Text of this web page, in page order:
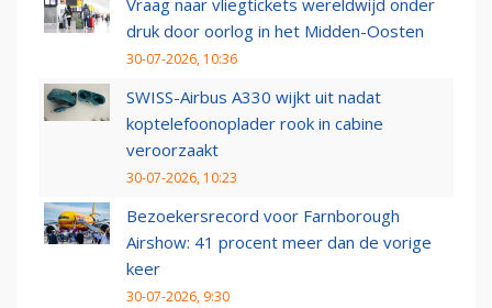
Vraag naar vliegtickets wereldwijd onder
druk door oorlog in het Midden-Oosten
30-07-2026, 10:36
SWISS-Airbus A330 wijkt uit nadat
koptelefoonoplader rook in cabine
veroorzaakt
30-07-2026, 10:23
Bezoekersrecord voor Farnborough
Airshow: 41 procent meer dan de vorige
keer
30-07-2026, 9:30